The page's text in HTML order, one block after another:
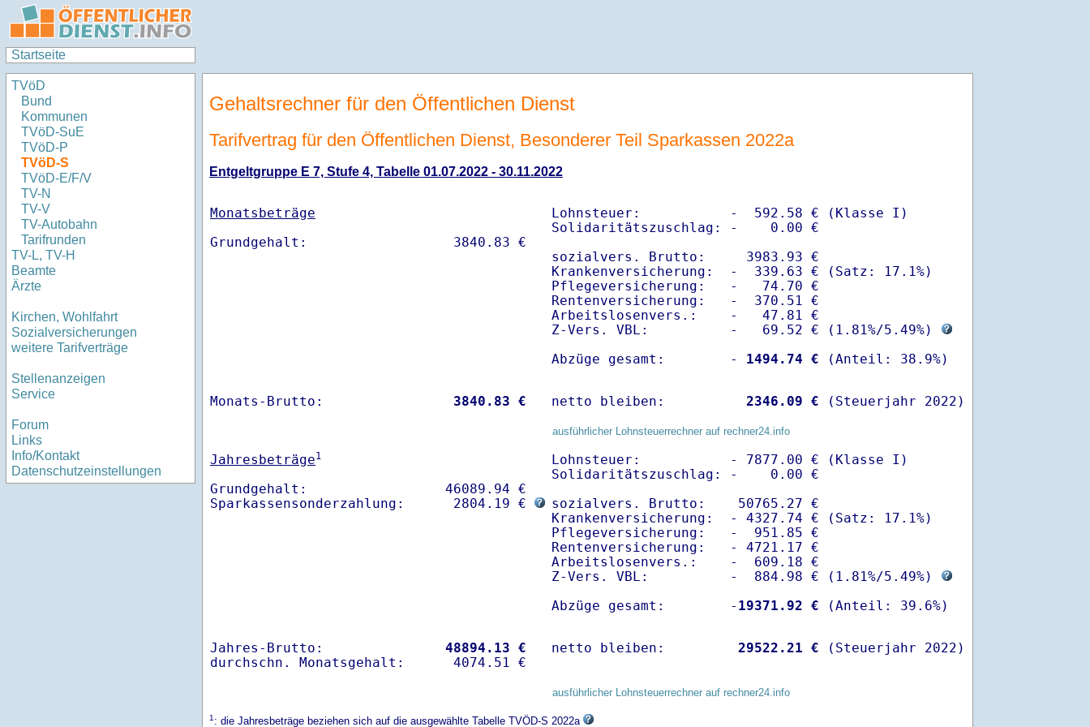
Startseite
TVöD
Bund
Kommunen
TVöD-SuE
TVöD-P
TVöD-S
TVöD-E/F/V
TV-N
TV-V
TV-Autobahn
Tarifrunden
TV-L, TV-H
Beamte
Ärzte
Kirchen, Wohlfahrt
Sozialversicherungen
weitere Tarifverträge
Stellenanzeigen
Service
Forum
Links
Info/Kontakt
Datenschutzeinstellungen
Gehaltsrechner für den Öffentlichen Dienst
Tarifvertrag für den Öffentlichen Dienst, Besonderer Teil Sparkassen 2022a
Entgeltgruppe E 7, Stufe 4, Tabelle 01.07.2022 - 30.11.2022
Monatsbeträge
Lohnsteuer:           -  592.58 € (Klasse I)
Solidaritätszuschlag: -    0.00 €
sozialvers. Brutto:     3983.93 €
Krankenversicherung:  -  339.63 € (Satz: 17.1%)
Pflegeversicherung:   -   74.70 €
Rentenversicherung:   -  370.51 €
Arbeitslosenvers.:    -   47.81 €
Z-Vers. VBL:          -   69.52 € ( 1.81%/5.49%)
Abzüge gesamt:        -
1494.74 €
Monats-Brutto: 3840.83 € netto bleiben: 2346.09 € (Steuerjahr 2022)
ausführlicher Lohnsteuerrechner auf rechner24.info
Jahresbeträge1
Grundgehalt:                 46089.94 €
Sparkassensonderzahlung:      2804.19 €
Lohnsteuer:           - 7877.00 € (Klasse I)
Solidaritätszuschlag: -    0.00 €
sozialvers. Brutto:    50765.27 €
Krankenversicherung:  - 4327.74 € (Satz: 17.1%)
Pflegeversicherung:   -  951.85 €
Rentenversicherung:   - 4721.17 €
Arbeitslosenvers.:    -  609.18 €
Z-Vers. VBL:          -  884.98 € ( 1.81%/5.49%)
Abzüge gesamt:        - 19371.92 €
Jahres-Brutto: 48894.13 €
netto bleiben: 29522.21 € (Steuerjahr 2022)
ausführlicher Lohnsteuerrechner auf rechner24.info
1: die Jahresbeträge beziehen sich auf die ausgewählte Tabelle TVÖD-S 2022a